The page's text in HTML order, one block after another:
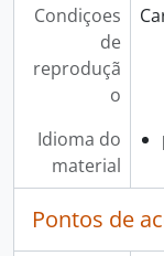
Condiçoes
de
reproduçã
o
Idioma do
material
Pontos de